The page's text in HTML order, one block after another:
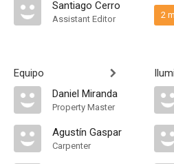
Santiago Cerro
Assistant Editor
Equipo
Daniel Miranda
Property Master
Agustín Gaspar
Carpenter
2